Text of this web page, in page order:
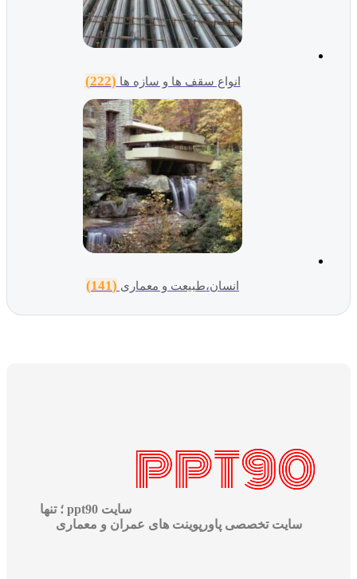
انواع سقف ها و سازه ها (222)
انسان،طبیعت و معماری (141)
سایت ppt90 ؛ تنها
سایت تخصصی پاورپوینت های عمران و معماری